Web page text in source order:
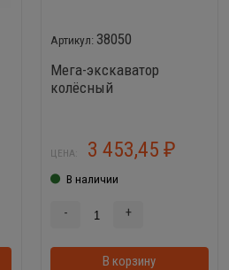
В корзинке
38050
Мега-экскаватор
колёсный
ЦЕНА: 3 453,45 ₽
В наличии
- +
В корзину